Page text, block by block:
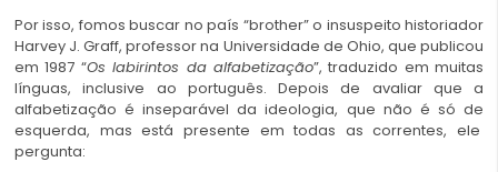
Por isso, fomos buscar no país “brother” o insuspeito historiador
Harvey J. Graff, professor na Universidade de Ohio, que publicou
em 1987 “Os labirintos da alfabetização”, traduzido em muitas
línguas, inclusive ao português. Depois de avaliar que a
alfabetização é inseparável da ideologia, que não é só de
esquerda, mas está presente em todas as correntes, ele
pergunta: